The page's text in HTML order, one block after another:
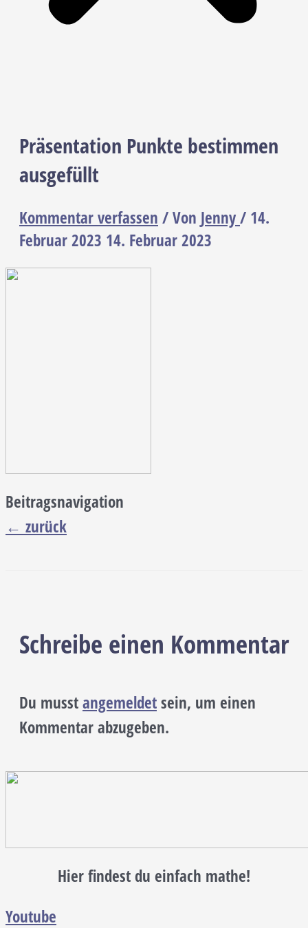
Präsentation Punkte bestimmen
ausgefüllt
Kommentar verfassen / Von Jenny/ 14.
Februar 2023 14. Februar 2023
Beitragsnavigation
← zurück
Schreibe einen Kommentar
Du musstangemeldetsein, um einen
Kommentar abzugeben.
Hier findest du einfach mathe!
Youtube